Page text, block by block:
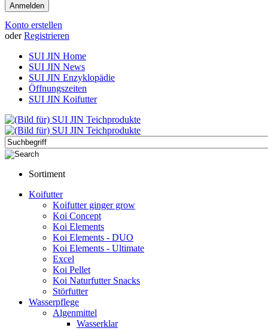
Konto erstellen
oder Registrieren
SUI JIN Home
SUI JIN News
SUI JIN Enzyklopädie
Öffnungszeiten
SUI JIN Koifutter
Sortiment
Koifutter
Koifutter ginger grow
Koi Concept
Koi Elements
Koi Elements - DUO
Koi Elements - Ultimate
Excel
Koi Pellet
Koi Naturfutter Snacks
Störfutter
Wasserpflege
Algenmittel
Wasserklar